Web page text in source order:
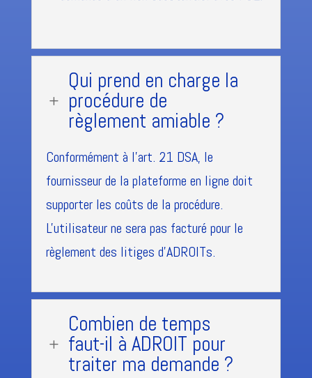
L
Qui prend en charge la
procédure de
règlement amiable ?
Conformément à l'art. 21 DSA, le
fournisseur de la plateforme en ligne doit
supporter les coûts de la procédure.
L'utilisateur ne sera pas facturé pour le
règlement des litiges d'ADROITs.
L
Combien de temps
faut-il à ADROIT pour
traiter ma demande ?